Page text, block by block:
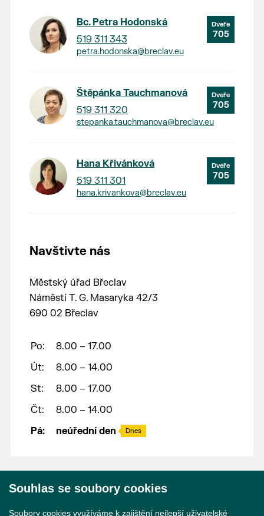
705
Bc. Petra Hodonská
519 311 343
petra.hodonska@breclav.eu
705
Štěpánka Tauchmanová
519 311 320
stepanka.tauchmanova@breclav.eu
705
Hana Křivánková
519 311 301
hana.krivankova@breclav.eu
Navštivte nás
Městský úřad Břeclav
Náměstí T. G. Masaryka 42/3
690 02 Břeclav
Po:
8.00 – 17.00
Út:
8.00 – 14.00
St:
8.00 – 17.00
Čt:
8.00 – 14.00
Pá:
neúřední den Dnes
Souhlas se soubory cookies
Soubory cookies využíváme k zajištění nejlepší uživatelské